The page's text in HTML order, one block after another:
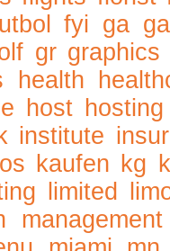
fyi ga
gr graphics
health
host hosting
institute
kaufen kg
limited
management